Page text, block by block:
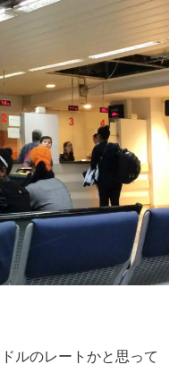
ルのレートかと思って